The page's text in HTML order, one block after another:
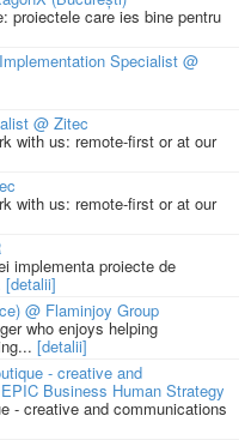
proiectele care ies bine pentru
Specialist @
@ Zitec
with us: remote-first or at our
with us: remote-first or at our
implementa proiecte de
[detalii]
@ Flaminjoy Group
who enjoys helping
[detalii]
- creative and
Business Human Strategy
- creative and communications